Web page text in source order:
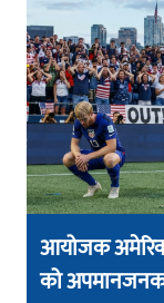
आयोजक
को अपमानजनक